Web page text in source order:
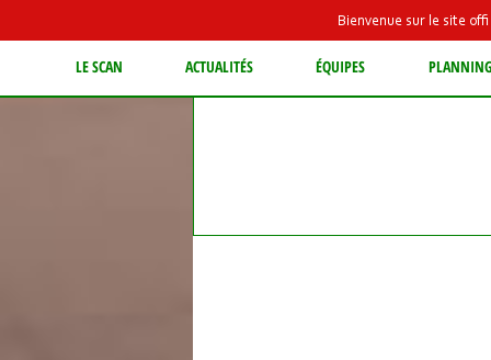
Bienvenue sur le site
LE SCAN ACTUALITÉS ÉQUIPES